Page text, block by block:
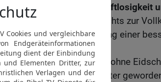
Gebotes wegen seiner Kraftlosigkeit
19 denn das Gesetz hat nichts zur
zugleich aber die Einführung einer
wir Gott nahen können.
20 Und insofern dies nicht ohne
sind ohne Eidschwur Priester